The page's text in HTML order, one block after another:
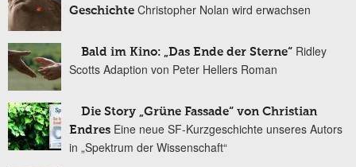
Geschichte Christopher Nolan wird erwachsen
Bald im Kino: „Das Ende der Sterne“ Ridley
Scotts Adaption von Peter Hellers Roman
Die Story „Grüne Fassade“ von Christian
Endres Eine neue SF-Kurzgeschichte unseres Autors
in „Spektrum der Wissenschaft“